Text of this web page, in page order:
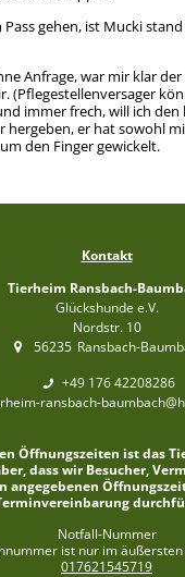
gehen, ist Mucki
Anfrage, war mir klar
(Pflegestellenversager
immer frech, will ich den
hergeben, er hat sowohl
den Finger gewickelt.
Kontakt
Tierheim Ransbach-
Glückshunde e.V.
Nordstr. 10
56235 Ransbach-
+49 176 42208286
ransbach-
Öffnungszeiten ist das
dass wir Besucher,
angegebenen
Notfall-Nummer
ist nur im
017621545719